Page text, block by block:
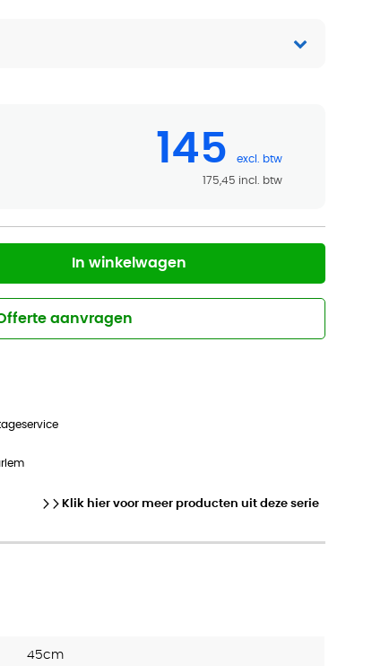
145
175,45
In winkelwagen
aanvragen
Klik hier voor meer producten uit deze serie
45cm